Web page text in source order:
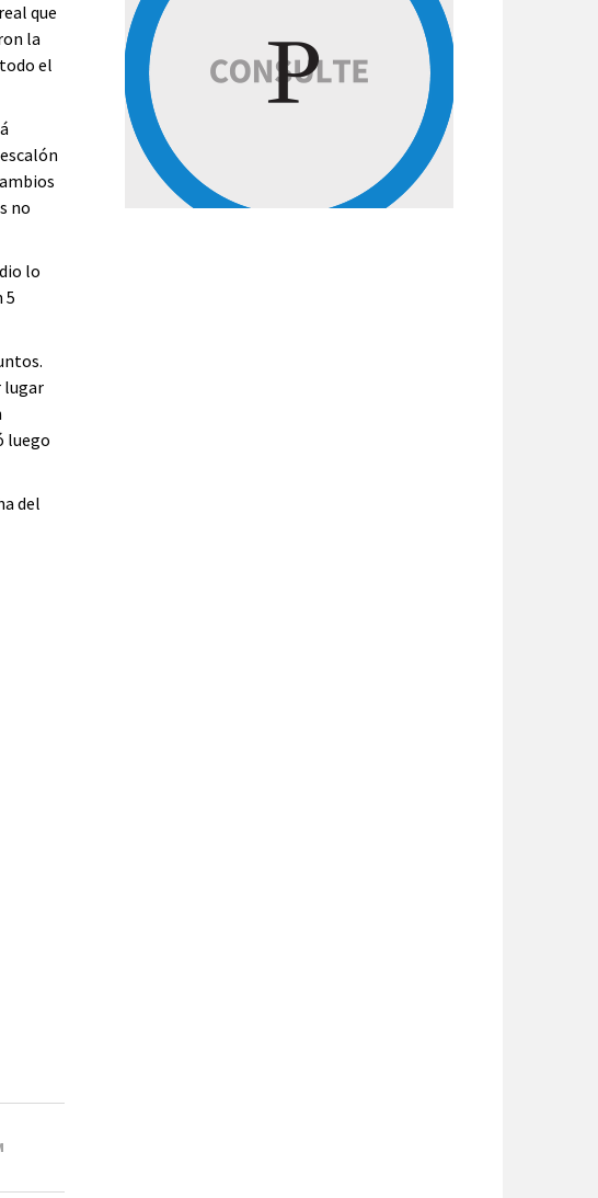
que
la
el
no
lo
5
lugar
luego
del